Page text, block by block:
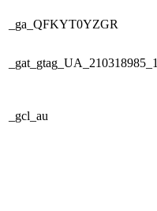
_ga_QFKYT0YZGR
_gat_gtag_UA_210318985_1
_gcl_au